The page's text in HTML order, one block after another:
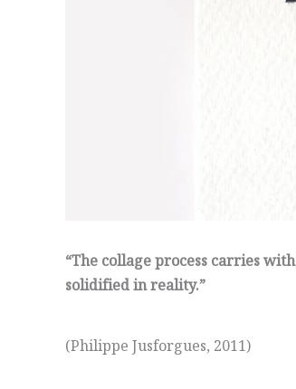
“The collage process carries
solidified in reality.”
(Philippe Jusforgues, 2011)